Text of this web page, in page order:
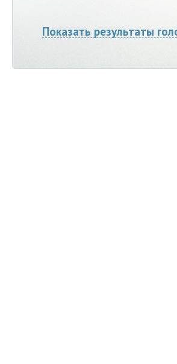
Показать результаты